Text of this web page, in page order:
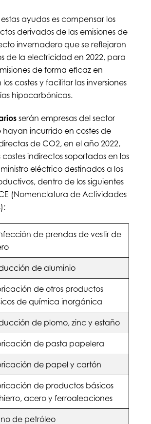
ayudas es compensar los
derivados de las emisiones de
invernadero que se reflejaron
de la electricidad en 2022, para
de forma eficaz en
costes y facilitar las inversiones
hipocarbónicas.
serán empresas del sector
incurrido en costes de
de CO2, en el año 2022,
indirectos soportados en los
eléctrico destinados a los
dentro de los siguientes
(Nomenclatura de Actividades
de prendas de vestir de
de aluminio
de otros productos
de química inorgánica
de plomo, zinc y estaño
de pasta papelera
de papel y cartón
de productos básicos
acero y ferroaleaciones
de petróleo